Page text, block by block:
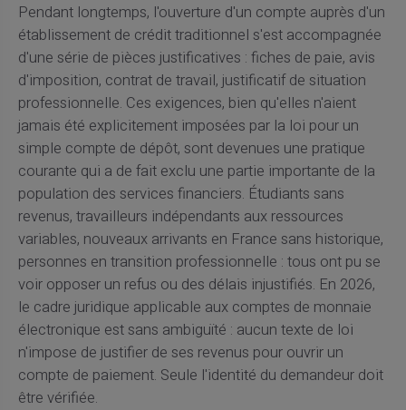
Pendant longtemps, l'ouverture d'un compte auprès d'un
établissement de crédit traditionnel s'est accompagnée
d'une série de pièces justificatives : fiches de paie, avis
d'imposition, contrat de travail, justificatif de situation
professionnelle. Ces exigences, bien qu'elles n'aient
jamais été explicitement imposées par la loi pour un
simple compte de dépôt, sont devenues une pratique
courante qui a de fait exclu une partie importante de la
population des services financiers. Étudiants sans
revenus, travailleurs indépendants aux ressources
variables, nouveaux arrivants en France sans historique,
personnes en transition professionnelle : tous ont pu se
voir opposer un refus ou des délais injustifiés. En 2026,
le cadre juridique applicable aux comptes de monnaie
électronique est sans ambiguïté : aucun texte de loi
n'impose de justifier de ses revenus pour ouvrir un
compte de paiement. Seule l'identité du demandeur doit
être vérifiée.